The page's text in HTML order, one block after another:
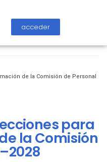
acceder
de la Comisión de Personal
para
la Comisión